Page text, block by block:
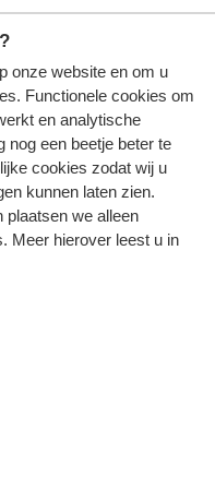
onze website en om u
Functionele cookies om
en analytische
nog een beetje beter te
cookies zodat wij u
kunnen laten zien.
plaatsen we alleen
Meer hierover leest u in